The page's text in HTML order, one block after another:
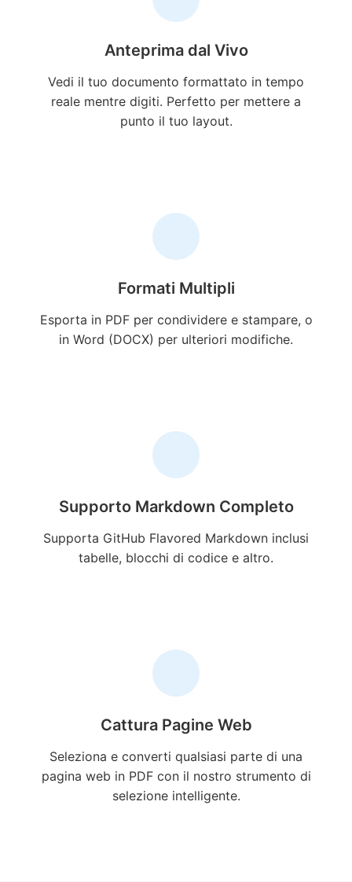
Anteprima dal Vivo
Vedi il tuo documento formattato in tempo
reale mentre digiti. Perfetto per mettere a
punto il tuo layout.
Formati Multipli
Esporta in PDF per condividere e stampare, o
in Word (DOCX) per ulteriori modifiche.
Supporto Markdown Completo
Supporta GitHub Flavored Markdown inclusi
tabelle, blocchi di codice e altro.
Cattura Pagine Web
Seleziona e converti qualsiasi parte di una
pagina web in PDF con il nostro strumento di
selezione intelligente.